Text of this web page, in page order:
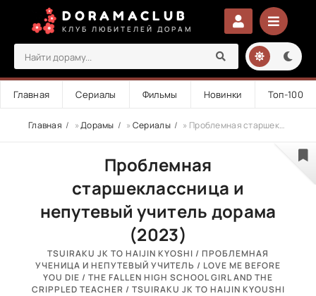
DORAMACLUB
КЛУБ ЛЮБИТЕЛЕЙ ДОРАМ
Главная Сериалы Фильмы Новинки Топ-100
Главная »Дорамы » Сериалы » Проблемная старшеклассница и непутевый учитель
Проблемная
старшеклассница и
непутевый учитель дорама
(2023)
TSUIRAKU JK TO HAIJIN KYOSHI / ПРОБЛЕМНАЯ
УЧЕНИЦА И НЕПУТЕВЫЙ УЧИТЕЛЬ / LOVE ME BEFORE
YOU DIE / THE FALLEN HIGH SCHOOL GIRL AND THE
CRIPPLED TEACHER / TSUIRAKU JK TO HAIJIN KYOUSHI